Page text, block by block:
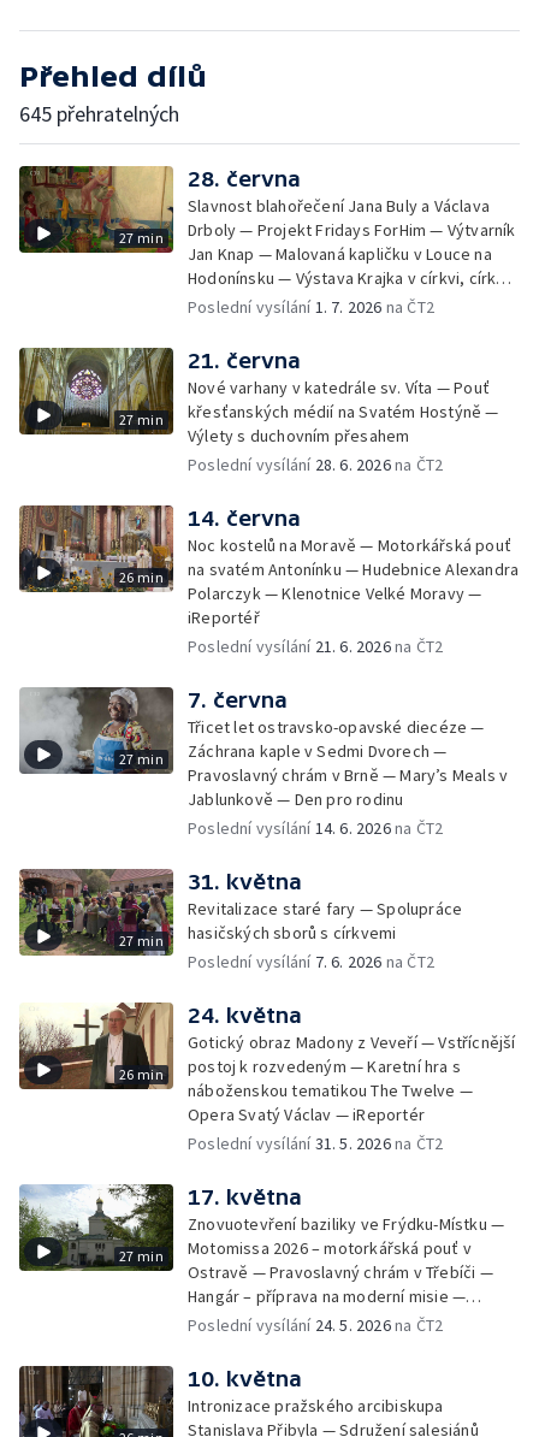
Přehled dílů
645 přehratelných
27 min
28. června
Slavnost blahořečení Jana Buly a Václava
Drboly — Projekt Fridays ForHim — Výtvarník
Jan Knap — Malovaná kapličku v Louce na
Hodonínsku — Výstava Krajka v církvi, církev
v krajce, krajka v liturgickém umění —
Poslední vysílání1. 7. 2026 na ČT2
27 min
21. června
Nové varhany v katedrále sv. Víta — Pouť
křesťanských médií na Svatém Hostýně —
Výlety s duchovním přesahem
Poslední vysílání 28. 6. 2026na ČT2
26 min
14. června
Noc kostelů na Moravě — Motorkářská pouť
na svatém Antonínku — Hudebnice Alexandra
Polarczyk — Klenotnice Velké Moravy —
iReportéř
Poslední vysílání 21. 6. 2026na ČT2
27 min
7. června
Třicet let ostravsko-opavské diecéze —
Záchrana kaple v Sedmi Dvorech —
Pravoslavný chrám v Brně — Mary’s Meals v
Jablunkově — Den pro rodinu
Poslední vysílání14. 6. 2026na ČT2
27 min
31. května
Revitalizace staré fary — Spolupráce
hasičských sborů s církvemi
Poslední vysílání 7. 6. 2026 na ČT2
26 min
24. května
Gotický obraz Madony z Veveří — Vstřícnější
postoj k rozvedeným — Karetní hra s
náboženskou tematikou The Twelve —
Opera Svatý Václav — iReportér
Poslední vysílání31. 5. 2026na ČT2
27 min
17. května
Znovuotevření baziliky ve Frýdku-Místku —
Motomissa 2026 – motorkářská pouť v
Ostravě — Pravoslavný chrám v Třebíči —
Hangár – příprava na moderní misie —
Opavská Kavárna pro radost
Poslední vysílání 24. 5. 2026na ČT2
10. května
Intronizace pražského arcibiskupa
Stanislava Přibyla — Sdružení salesiánů